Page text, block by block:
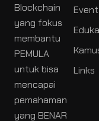
Blockchain
yang fokus
membantu
PEMULA
untuk bisa
mencapai
pemahaman
yang BENAR
Event
Links